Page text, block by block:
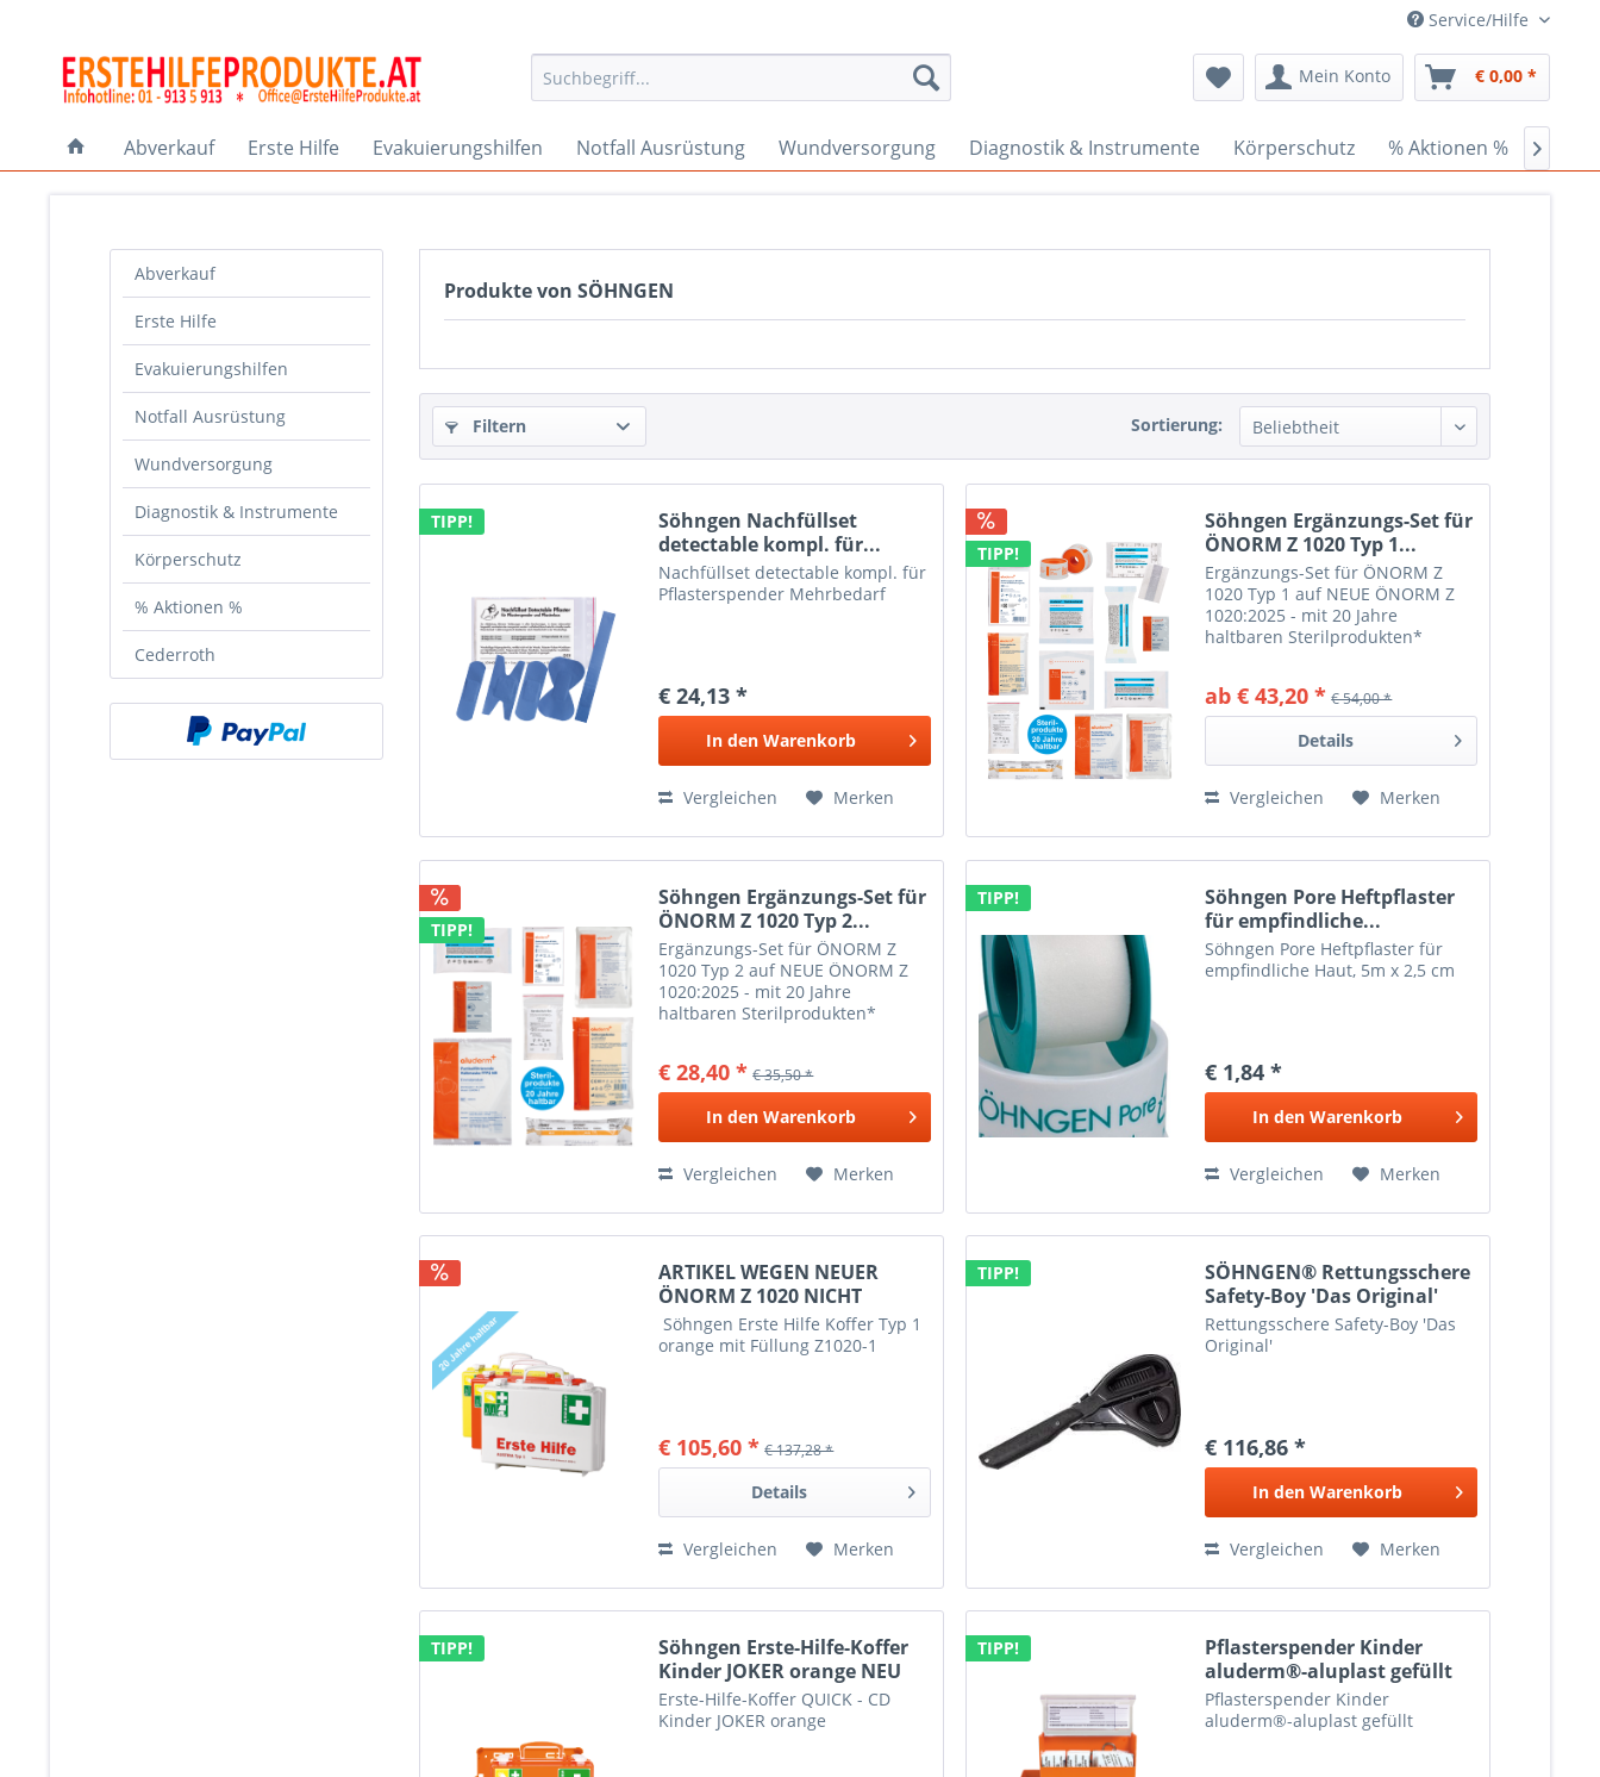
Service/Hilfe
Mein Konto € 0,00 *
Abverkauf Erste Hilfe Evakuierungshilfen Notfall Ausrüstung Wundversorgung Diagnostik & Instrumente Körperschutz % Aktionen % 
Abverkauf
Erste Hilfe
Evakuierungshilfen
Notfall Ausrüstung
Wundversorgung
Diagnostik & Instrumente
Körperschutz
% Aktionen %
Cederroth
Produkte von SÖHNGEN
Filtern Sortierung:
TIPP!
Söhngen Nachfüllset
detectable kompl. für...
Nachfüllset detectable kompl. für
Pflasterspender Mehrbedarf
€ 24,13 *
In den Warenkorb
Vergleichen Merken
TIPP!
Söhngen Ergänzungs-Set für
ÖNORM Z 1020 Typ 1...
Ergänzungs-Set für ÖNORM Z
1020 Typ 1 auf NEUE ÖNORM Z
1020:2025 - mit 20 Jahre
haltbaren Sterilprodukten*
ab € 43,20 * € 54,00 *
Details
Vergleichen Merken
TIPP!
Söhngen Ergänzungs-Set für
ÖNORM Z 1020 Typ 2...
Ergänzungs-Set für ÖNORM Z
1020 Typ 2 auf NEUE ÖNORM Z
1020:2025 - mit 20 Jahre
haltbaren Sterilprodukten*
€ 28,40 * € 35,50 *
In den Warenkorb
Vergleichen Merken
TIPP!
Söhngen Pore Heftpflaster
für empfindliche...
Söhngen Pore Heftpflaster für
empfindliche Haut, 5m x 2,5 cm
€ 1,84 *
In den Warenkorb
Vergleichen Merken
ARTIKEL WEGEN NEUER
ÖNORM Z 1020 NICHT
MEHR...
Söhngen Erste Hilfe Koffer Typ 1
orange mit Füllung Z1020-1
€ 105,60 * € 137,28 *
Details
Vergleichen Merken
TIPP!
SÖHNGEN® Rettungsschere
Safety-Boy 'Das Original'
Rettungsschere Safety-Boy 'Das
Original'
€ 116,86 *
In den Warenkorb
Vergleichen Merken
TIPP!
Söhngen Erste-Hilfe-Koffer
Kinder JOKER orange NEU
Erste-Hilfe-Koffer QUICK - CD
Kinder JOKER orange
TIPP!
Pflasterspender Kinder
aluderm®-aluplast gefüllt
Pflasterspender Kinder
aluderm®-aluplast gefüllt